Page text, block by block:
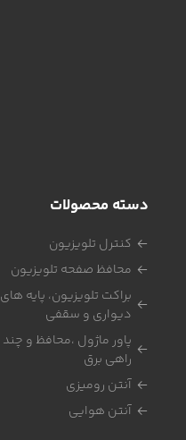
دسته محصولات
کنترل تلویزیون
محافظ صفحه تلویزیون
براکت تلویزیون، پایه های
دیواری و سقفی
پاور ماژول ،محافظ و چند
راهی برق
آنتن رومیزی
آنتن هوایی